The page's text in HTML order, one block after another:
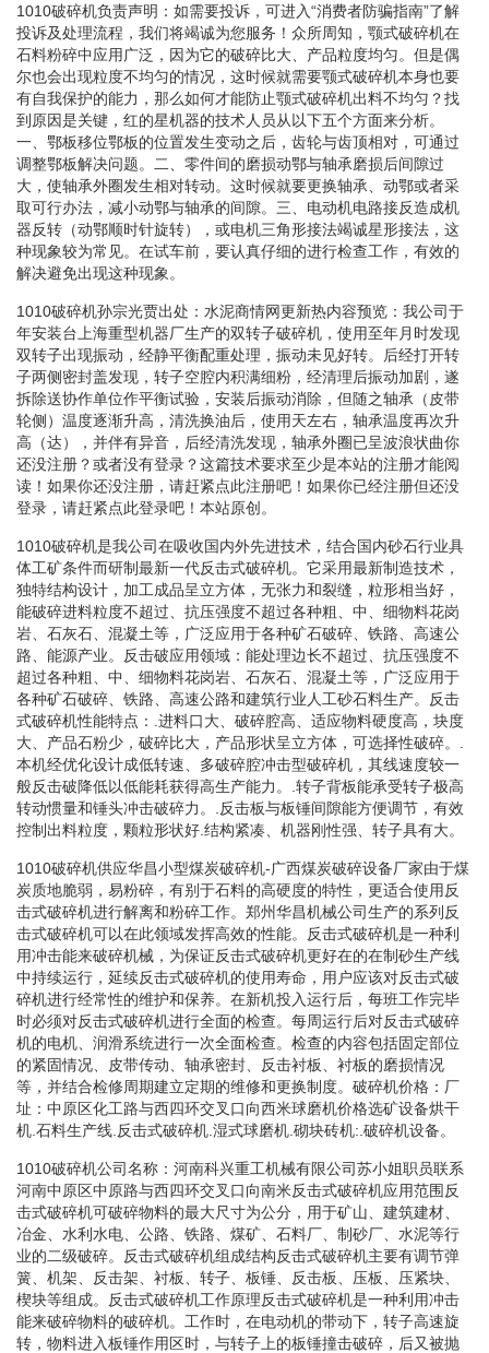
1010破碎机负责声明：如需要投诉，可进入“消费者防骗指南”了解
投诉及处理流程，我们将竭诚为您服务！众所周知，颚式破碎机在
石料粉碎中应用广泛，因为它的破碎比大、产品粒度均匀。但是偶
尔也会出现粒度不均匀的情况，这时候就需要颚式破碎机本身也要
有自我保护的能力，那么如何才能防止颚式破碎机出料不均匀？找
到原因是关键，红的星机器的技术人员从以下五个方面来分析。
一、鄂板移位鄂板的位置发生变动之后，齿轮与齿顶相对，可通过
调整鄂板解决问题。二、零件间的磨损动鄂与轴承磨损后间隙过
大，使轴承外圈发生相对转动。这时候就要更换轴承、动鄂或者采
取可行办法，减小动鄂与轴承的间隙。三、电动机电路接反造成机
器反转（动鄂顺时针旋转），或电机三角形接法竭诚星形接法，这
种现象较为常见。在试车前，要认真仔细的进行检查工作，有效的
解决避免出现这种现象。
1010破碎机孙宗光贾出处：水泥商情网更新热内容预览：我公司于
年安装台上海重型机器厂生产的双转子破碎机，使用至年月时发现
双转子出现振动，经静平衡配重处理，振动未见好转。后经打开转
子两侧密封盖发现，转子空腔内积满细粉，经清理后振动加剧，遂
拆除送协作单位作平衡试验，安装后振动消除，但随之轴承（皮带
轮侧）温度逐渐升高，清洗换油后，使用天左右，轴承温度再次升
高（达），并伴有异音，后经清洗发现，轴承外圈已呈波浪状曲你
还没注册？或者没有登录？这篇技术要求至少是本站的注册才能阅
读！如果你还没注册，请赶紧点此注册吧！如果你已经注册但还没
登录，请赶紧点此登录吧！本站原创。
1010破碎机是我公司在吸收国内外先进技术，结合国内砂石行业具
体工矿条件而研制最新一代反击式破碎机。它采用最新制造技术，
独特结构设计，加工成品呈立方体，无张力和裂缝，粒形相当好，
能破碎进料粒度不超过、抗压强度不超过各种粗、中、细物料花岗
岩、石灰石、混凝土等，广泛应用于各种矿石破碎、铁路、高速公
路、能源产业。反击破应用领域：能处理边长不超过、抗压强度不
超过各种粗、中、细物料花岗岩、石灰石、混凝土等，广泛应用于
各种矿石破碎、铁路、高速公路和建筑行业人工砂石料生产。反击
式破碎机性能特点：.进料口大、破碎腔高、适应物料硬度高，块度
大、产品石粉少，破碎比大，产品形状呈立方体，可选择性破碎。.
本机经优化设计成低转速、多破碎腔冲击型破碎机，其线速度较一
般反击破降低以低能耗获得高生产能力。.转子背板能承受转子极高
转动惯量和锤头冲击破碎力。.反击板与板锤间隙能方便调节，有效
控制出料粒度，颗粒形状好.结构紧凑、机器刚性强、转子具有大。
1010破碎机供应华昌小型煤炭破碎机-广西煤炭破碎设备厂家由于煤
炭质地脆弱，易粉碎，有别于石料的高硬度的特性，更适合使用反
击式破碎机进行解离和粉碎工作。郑州华昌机械公司生产的系列反
击式破碎机可以在此领域发挥高效的性能。反击式破碎机是一种利
用冲击能来破碎机械，为保证反击式破碎机更好在的在制砂生产线
中持续运行，延续反击式破碎机的使用寿命，用户应该对反击式破
碎机进行经常性的维护和保养。在新机投入运行后，每班工作完毕
时必须对反击式破碎机进行全面的检查。每周运行后对反击式破碎
机的电机、润滑系统进行一次全面检查。检查的内容包括固定部位
的紧固情况、皮带传动、轴承密封、反击衬板、衬板的磨损情况
等，并结合检修周期建立定期的维修和更换制度。破碎机价格：厂
址：中原区化工路与西四环交叉口向西米球磨机价格选矿设备烘干
机.石料生产线.反击式破碎机.湿式球磨机.砌块砖机:.破碎机设备。
1010破碎机公司名称：河南科兴重工机械有限公司苏小姐职员联系
河南中原区中原路与西四环交叉口向南米反击式破碎机应用范围反
击式破碎机可破碎物料的最大尺寸为公分，用于矿山、建筑建材、
冶金、水利水电、公路、铁路、煤矿、石料厂、制砂厂、水泥等行
业的二级破碎。反击式破碎机组成结构反击式破碎机主要有调节弹
簧、机架、反击架、衬板、转子、板锤、反击板、压板、压紧块、
楔块等组成。反击式破碎机工作原理反击式破碎机是一种利用冲击
能来破碎物料的破碎机。工作时，在电动机的带动下，转子高速旋
转，物料进入板锤作用区时，与转子上的板锤撞击破碎，后又被抛